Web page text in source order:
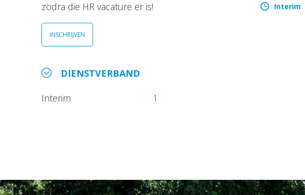
zodra die HR vacature er is!
INSCHRIJVEN
DIENSTVERBAND
Interim 1
Interim